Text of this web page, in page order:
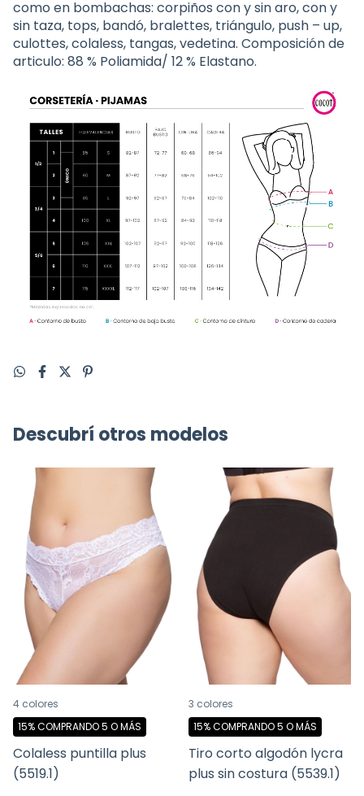
como en bombachas: corpiños con y sin aro, con y
sin taza, tops, bandó, bralettes, triángulo, push – up,
culottes, colaless, tangas, vedetina. Composición de
articulo: 88 % Poliamida/ 12 % Elastano.
Descubrí otros modelos
Colaless puntilla plus
(5519.1)
15%COMPRANDO 5 O MÁS
4 colores
Tiro corto algodón lycra
plus sin costura (5539.1)
15%COMPRANDO 5 O MÁS
3 colores